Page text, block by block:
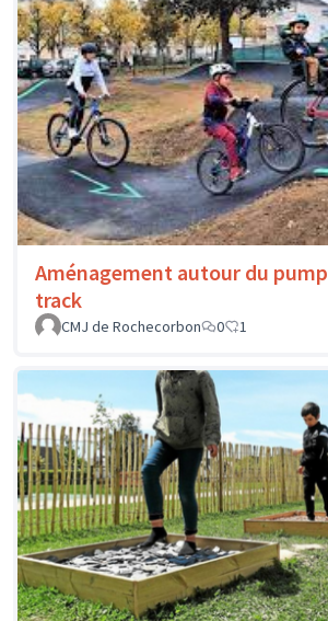
Aménagement autour du pump
track
CMJ de Rochecorbon
0 1